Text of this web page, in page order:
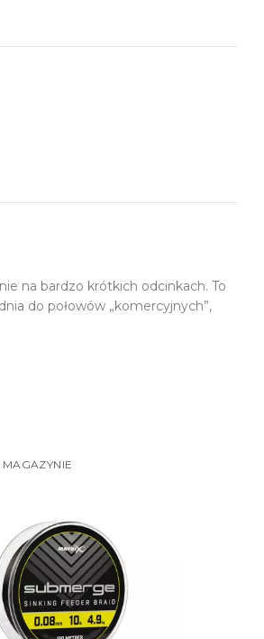
na bardzo krótkich odcinkach. To
do połowów „komercyjnych”,